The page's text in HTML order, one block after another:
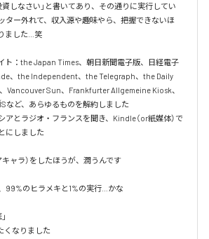
しなさい」と書いてあり、その通りに実行してい
ター外れて、収入源や趣味やら、把握できないほ
ました…笑
ト：the Japan Times、朝日新聞電子版、日経電子
、the Independent、the Telegraph、the Daily
Vancouver Sun、Frankfurter Allgemeine Kiosk、
など、あらゆるものを解約しました
アとラジオ・フランスを聞き、Kindle（or紙媒体）で
にしました
ャラ）をしたほうが、潤うんです
99%のヒラメキと1%の実行…かな
くなりました